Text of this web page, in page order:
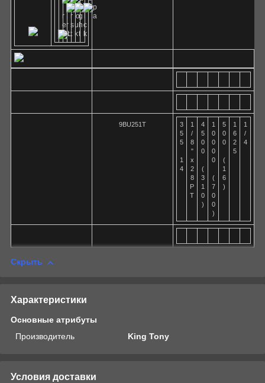
9BU251T
3
5
5
1
4
1
/
8
"
x
2
8
P
T
4
5
0
0
(
3
1
0
)
1
0
0
0
0
(
7
0
0
)
5
0
0
(
1
6
)
1
6
2
5
1
/
4
Скрыть
Характеристики
Основные атрибуты
Производитель
King Tony
Условия доставки